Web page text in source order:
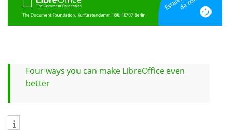
Four ways you can make LibreOffice even
better